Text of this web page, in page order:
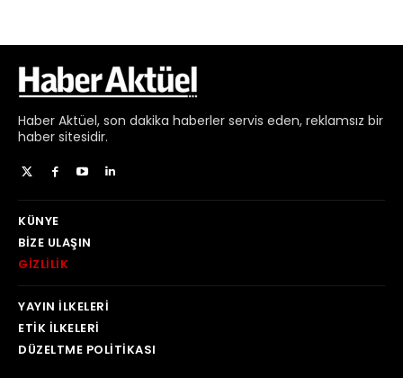
Haber Aktüel, son dakika haberler servis eden, reklamsız bir
haber sitesidir.
KÜNYE
BIZE ULAŞIN
GIZLILIK
YAYIN İLKELERI
ETIK İLKELERI
DÜZELTME POLITIKASI